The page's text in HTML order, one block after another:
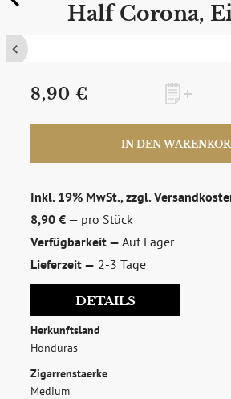
Inkl. 19% MwSt., zzgl.
8,90 € — pro Stück
Verfügbarkeit — Auf Lager
Lieferzeit — 2-3 Tage
8,90 €
IN DEN
Half Corona,
DETAILS
Herkunftsland
Honduras
Zigarrenstaerke
Medium
zum Newsletter anmelden
Möchten Sie ein für Newsletter-